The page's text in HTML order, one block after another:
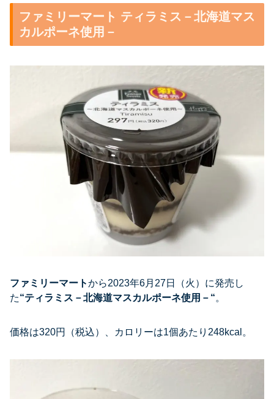
ファミリーマート ティラミス－北海道マス
カルポーネ使用－
ファミリーマートから2023年6月27日（火）に発売し
た“ティラミス－北海道マスカルポーネ使用－ “。
価格は320円（税込）、カロリーは1個あたり248kcal。